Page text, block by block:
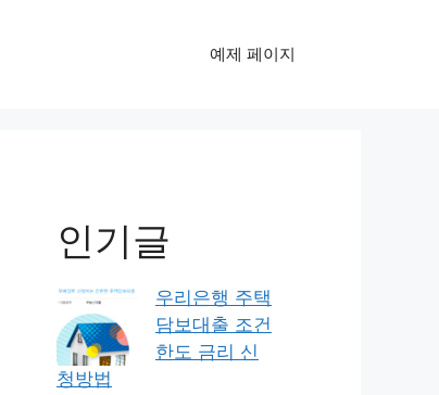
예제 페이지
인기글
우리은행 주택
담보대출 조건
한도 금리 신
청방법